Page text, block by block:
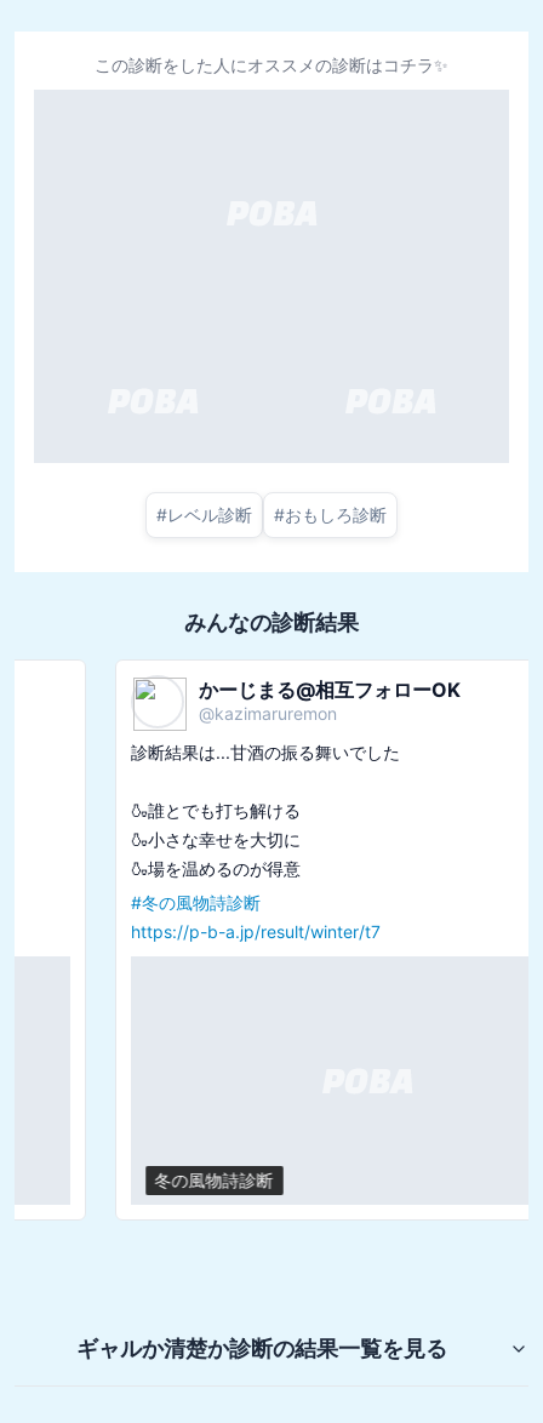
この診断をした人にオススメの診断はコチラ✨
#レベル診断 #おもしろ診断
みんなの診断結果
かーじまる@相互フォローOK
kazimaruremon
診断結果は...甘酒の振る舞いでした
🍶誰とでも打ち解ける
🍶小さな幸せを大切に
🍶場を温めるのが得意
冬の風物詩診断
https://p-b-a.jp/result/winter/t7
冬の風物詩診断
ギャルか清楚か診断の結果一覧を見る